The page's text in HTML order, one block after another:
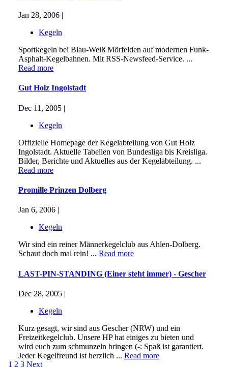
Jan 28, 2006 |
Kegeln
Sportkegeln bei Blau-Weiß Mörfelden auf modernen Funk-
Asphalt-Kegelbahnen. Mit RSS-Newsfeed-Service. ...
Read more
Gut Holz Ingolstadt
Dec 11, 2005 |
Kegeln
Offizielle Homepage der Kegelabteilung von Gut Holz
Ingolstadt. Aktuelle Tabellen von Bundesliga bis Kreisliga.
Bilder, Berichte und Aktuelles aus der Kegelabteilung. ...
Read more
Promille Prinzen Dolberg
Jan 6, 2006 |
Kegeln
Wir sind ein reiner Männerkegelclub aus Ahlen-Dolberg.
Schaut doch mal rein! ... Read more
LAST-PIN-STANDING (Einer steht immer) - Gescher
Dec 28, 2005 |
Kegeln
Kurz gesagt, wir sind aus Gescher (NRW) und ein
Freizeitkegelclub. Unsere HP hat einiges zu bieten und
wird euch zum schmunzeln bringen (-: Spaß ist garantiert.
Jeder Kegelfreund ist herzlich ... Read more
1 2 3 Next